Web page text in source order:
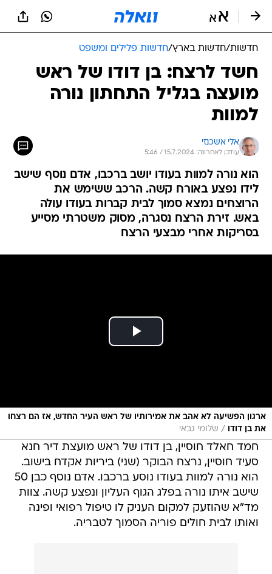
חדשות/חדשות בארץ/חדשות פלילים ומשפט
חשד לרצח: בן דודו של ראש
מועצה בגליל התחתון נורה
למוות
אלי אשכנזי
עודכן לאחרונה: 15.7.2024 / 5:46
הוא נורה למוות בעודו יושב ברכבו, אדם נוסף שישב
לידו נפצע באורח קשה. הרכב ששימש את
הרוצחים נמצא סמוך לבית קברות בעודו עולה
באש. זירת הרצח נסגרה, מסוק משטרתי מסייע
בסריקות אחרי מבצעי הרצח
ארגון הפשיעה לא אהב את אמירותיו של ראש העיר החדש, אז הם רצחו
את בן דודו
/ שלומי גבאי
חמד חאלד חוסיין, בן דודו של ראש מועצת דיר חנא
סעיד חוסיין, נרצח הבוקר (שני) ביריות אקדח בישוב.
הוא נורה למוות בעודו נוסע ברכבו. אדם נוסף כבן 50
שישב איתו נורה בפלג הגוף העליון ונפצע קשה. צוות
מד"א שהוזעק למקום העניק לו טיפול רפואי ופינה
ואותו לבית חולים פוריה הסמוך לטבריה.